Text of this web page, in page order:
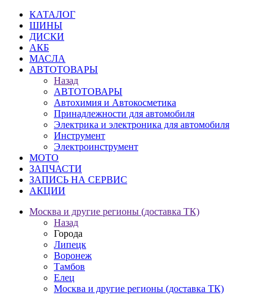
КАТАЛОГ
ШИНЫ
ДИСКИ
АКБ
МАСЛА
АВТОТОВАРЫ
Назад
АВТОТОВАРЫ
Автохимия и Автокосметика
Принадлежности для автомобиля
Электрика и электроника для автомобиля
Инструмент
Электроинструмент
МОТО
ЗАПЧАСТИ
ЗАПИСЬ НА СЕРВИС
АКЦИИ
Москва и другие регионы (доставка ТК)
Назад
Города
Липецк
Воронеж
Тамбов
Елец
Москва и другие регионы (доставка ТК)